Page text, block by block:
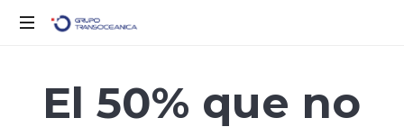
sitio
de
El 50% que no